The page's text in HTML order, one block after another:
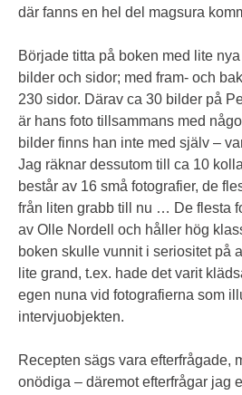
där fanns en hel del magsura
Började titta på boken med lite
bilder och sidor; med fram- och
230 sidor. Därav ca 30 bilder på
är hans foto tillsammans med
bilder finns han inte med själv –
Jag räknar dessutom till ca 10
består av 16 små fotografier, de
från liten grabb till nu … De flesta
av Olle Nordell och håller hög
boken skulle vunnit i seriositet på
lite grand, t.ex. hade det varit
egen nuna vid fotografierna som
intervjuobjekten.
Recepten sägs vara efterfrågade,
onödiga – däremot efterfrågar jag